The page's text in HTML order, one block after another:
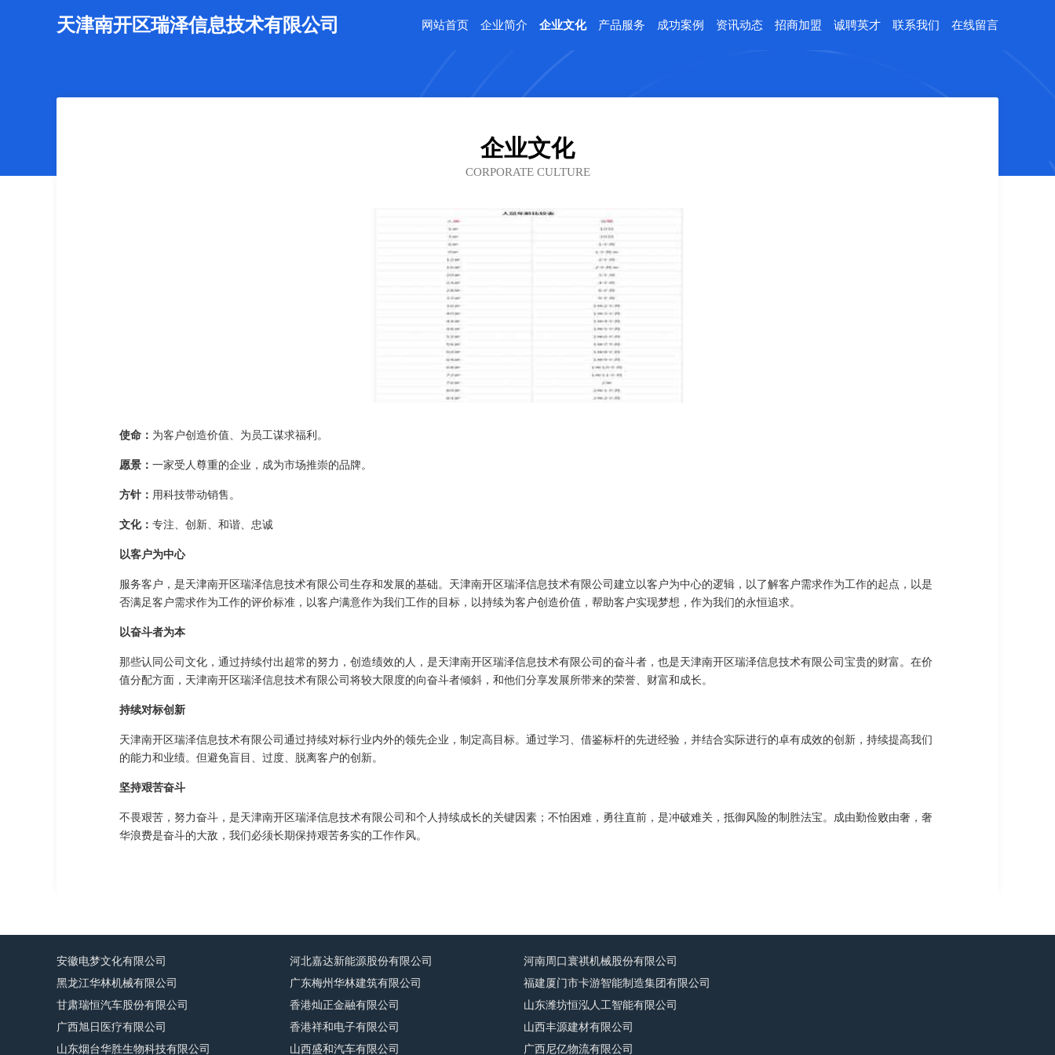
天津南开区瑞泽信息技术有限公司 网站首页 企业简介 企业文化 产品服务 成功案例 资讯动态 招商加盟 诚聘英才 联系我们 在线留言
企业文化
CORPORATE CULTURE
使命： 为客户创造价值、为员工谋求福利。
愿景： 一家受人尊重的企业，成为市场推崇的品牌。
方针： 用科技带动销售。
文化： 专注、创新、和谐、忠诚
以客户为中心
服务客户，是天津南开区瑞泽信息技术有限公司生存和发展的基础。天津南开区瑞泽信息技术有限公司建立以客户为中心的逻辑，以了解客户需求作为工作的起点，以是
否满足客户需求作为工作的评价标准，以客户满意作为我们工作的目标，以持续为客户创造价值，帮助客户实现梦想，作为我们的永恒追求。
以奋斗者为本
那些认同公司文化，通过持续付出超常的努力，创造绩效的人，是天津南开区瑞泽信息技术有限公司的奋斗者，也是天津南开区瑞泽信息技术有限公司宝贵的财富。在价
值分配方面，天津南开区瑞泽信息技术有限公司将较大限度的向奋斗者倾斜，和他们分享发展所带来的荣誉、财富和成长。
持续对标创新
天津南开区瑞泽信息技术有限公司通过持续对标行业内外的领先企业，制定高目标。通过学习、借鉴标杆的先进经验，并结合实际进行的卓有成效的创新，持续提高我们
的能力和业绩。但避免盲目、过度、脱离客户的创新。
坚持艰苦奋斗
不畏艰苦，努力奋斗，是天津南开区瑞泽信息技术有限公司和个人持续成长的关键因素；不怕困难，勇往直前，是冲破难关，抵御风险的制胜法宝。成由勤俭败由奢，奢
华浪费是奋斗的大敌，我们必须长期保持艰苦务实的工作作风。
安徽电梦文化有限公司 河北嘉达新能源股份有限公司
河南周口寰祺机械股份有限公司
黑龙江华林机械有限公司
广东梅州华林建筑有限公司
福建厦门市卡游智能制造集团有限公司
甘肃瑞恒汽车股份有限公司
香港灿正金融有限公司
山东潍坊恒泓人工智能有限公司
广西旭日医疗有限公司
香港祥和电子有限公司
山西丰源建材有限公司
山东烟台华胜生物科技有限公司
山西盛和汽车有限公司 广西尼亿物流有限公司